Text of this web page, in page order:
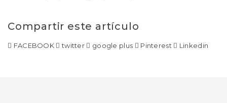
Compartir este artículo
FACEBOOK twitter google plus Pinterest Linkedin